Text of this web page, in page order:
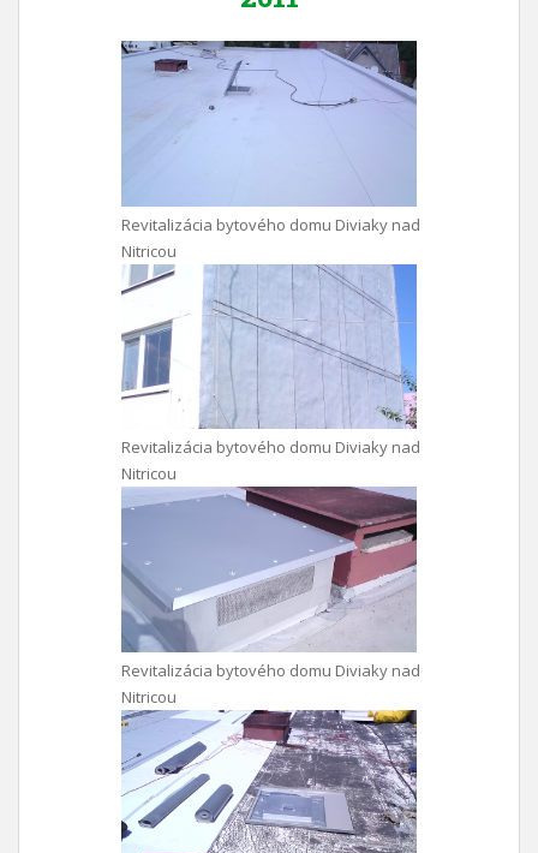
Revitalizácia bytového domu Diviaky nad
Nitricou
Revitalizácia bytového domu Diviaky nad
Nitricou
Revitalizácia bytového domu Diviaky nad
Nitricou